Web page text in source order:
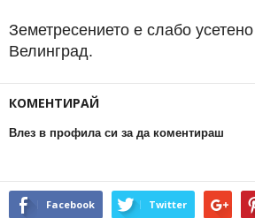
Земетресението е слабо
Велинград.
КОМЕНТИРАЙ
Влез в профила си за да коментираш
Facebook Twitter